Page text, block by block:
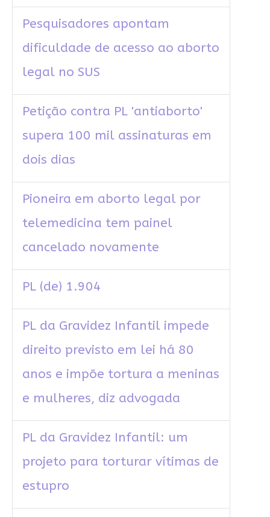
Pesquisadores apontam
dificuldade de acesso ao aborto
legal no SUS
Petição contra PL 'antiaborto'
supera 100 mil assinaturas em
dois dias
Pioneira em aborto legal por
telemedicina tem painel
cancelado novamente
PL (de) 1.904
PL da Gravidez Infantil impede
direito previsto em lei há 80
anos e impõe tortura a meninas
e mulheres, diz advogada
PL da Gravidez Infantil: um
projeto para torturar vítimas de
estupro